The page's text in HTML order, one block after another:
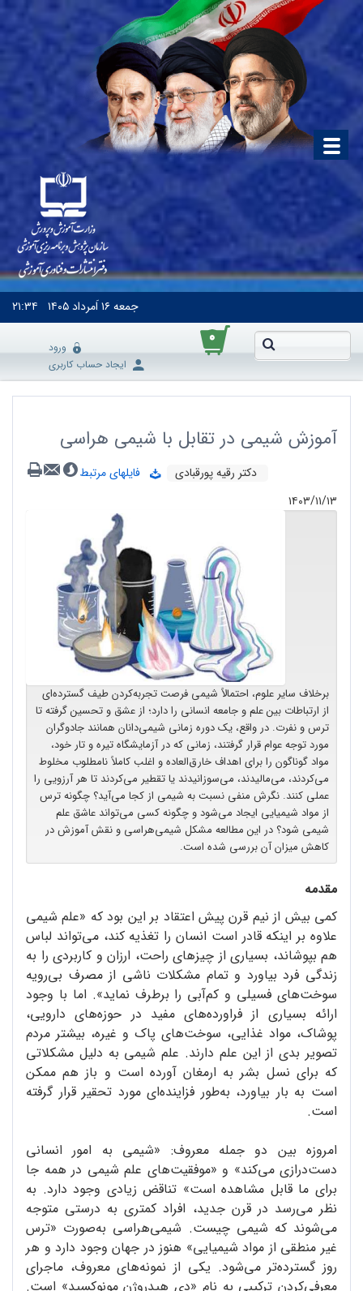
جمعه۱۶ اَمرداد ۱۴۰۵ ۲۱:۳۴
۰
ورود
ایجاد حساب کاربری
آموزش شیمی در تقابل با شیمی هراسی
دکتر رقیه پورقبادی
فایلهای مرتبط
۱۴۰۳/۱۱/۱۳
برخلاف سایر علوم، احتمالاً شیمی فرصت تجربه‌کردن طیف گسترده‌ای
از ارتباطات بین علم و جامعه انسانی را دارد؛ از عشق و تحسین گرفته تا
ترس و نفرت. در واقع، یک دوره زمانی شیمی‌دانان همانند جادوگران
مورد توجه عوام قرار ‌گرفتند، زمانی که در آزمایشگاه تیره و تار خود،
مواد گوناگون را برای اهداف خارق‌العاده و اغلب کاملاً نامطلوب مخلوط
می‌کردند، می‌مالیدند، می‌سوزانیدند یا تقطیر می‌کردند تا هر آرزویی را
عملی کنند. نگرش منفی نسبت به شیمی از کجا می‌آید؟ چگونه ترس
از مواد شیمیایی ایجاد می‌شود و چگونه کسی می‌تواند عاشق علم
شیمی شود؟ در این مطالعه مشکل شیمی‌هراسی و نقش آموزش در
کاهش میزان آن بررسی شده است.
مقدمه
کمی بیش از نیم قرن پیش اعتقاد بر این بود که «علم شیمی
علاوه بر اینکه قادر است انسان را تغذیه کند، می‌تواند لباس
هم بپوشاند، بسیاری از چیزهای راحت، ارزان و کاربردی را به
زندگی فرد بیاورد و تمام مشکلات ناشی از مصرف بی‌رویه
سوخت‌های فسیلی و کم‌آبی را برطرف نماید». اما با وجود
ارائه بسیاری از فراورده‌های مفید در حوزه‌های دارویی،
پوشاک، مواد غذایی، سوخت‌های پاک و غیره، بیشتر مردم
تصویر بدی از این علم دارند. علم شیمی به دلیل مشکلاتی
که برای نسل بشر به ارمغان آورده است و باز هم ممکن
است به بار بیاورد، به‌طور فزاینده‌ای مورد تحقیر قرار گرفته
است.
امروزه بین دو جمله معروف: «شیمی به امور انسانی
دست‌درازی می‌کند» و «موفقیت‌های علم شیمی در همه جا
برای ما قابل مشاهده است» تناقض زیادی وجود دارد. به
نظر می‌رسد در قرن جدید، افراد کمتری به درستی متوجه
می‌شوند که شیمی چیست. شیمی‌هراسی به‌صورت «ترس
غیر منطقی از مواد شیمیایی» هنوز در جهان وجود دارد و هر
روز گسترده‌تر می‌شود. یکی از نمونه‌های معروف، ماجرای
معرفی‌کردن ترکیبی به نام «دی هیدروژن مونوکسید» است.